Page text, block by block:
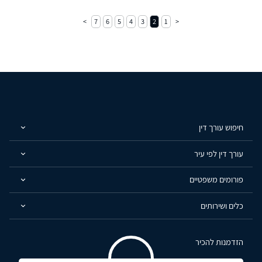
1
2
3
4
5
6
7
חיפוש עורך דין
עורך דין לפי עיר
פורומים משפטיים
כלים ושירותים
הזדמנות להכיר